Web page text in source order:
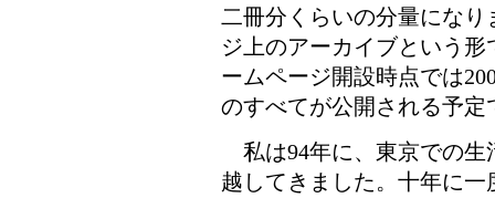
二冊分くらいの分量にな
ジ上のアーカイブという
ームページ開設時点では
のすべてが公開される予定
私は94年に、東京での生
越してきました。十年に